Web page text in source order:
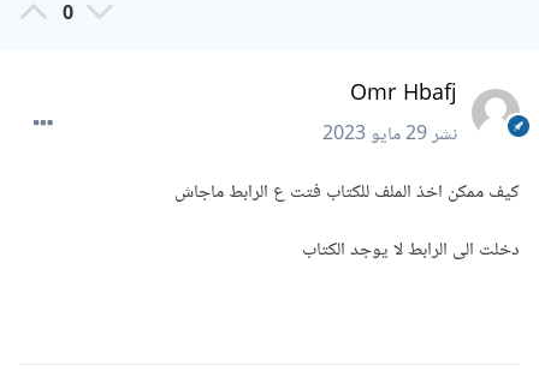
0
Omr Hbafj
نشر29 مايو 2023
كيف ممكن اخذ الملف للكتاب فتت ع الرابط ماجاش
دخلت الى الرابط لا يوجد الكتاب